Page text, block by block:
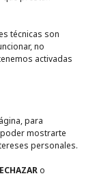
técnicas son
no
activadas
para
mostrarte
personales.
o